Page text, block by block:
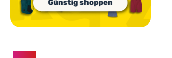
Shelter M' hinzufügen